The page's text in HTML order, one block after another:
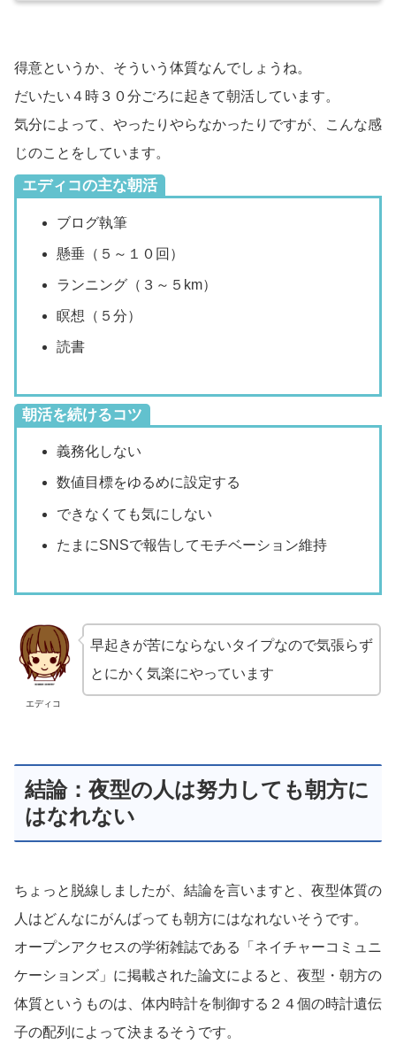
得意というか、そういう体質なんでしょうね。
だいたい４時３０分ごろに起きて朝活しています。
気分によって、やったりやらなかったりですが、こんな感
じのことをしています。
エディコの主な朝活
ブログ執筆
懸垂（５～１０回）
ランニング（３～５km）
瞑想（５分）
読書
朝活を続けるコツ
義務化しない
数値目標をゆるめに設定する
できなくても気にしない
たまにSNSで報告してモチベーション維持
エディコ
早起きが苦にならないタイプなので気張らず
とにかく気楽にやっています
結論：夜型の人は努力しても朝方に
はなれない
ちょっと脱線しましたが、結論を言いますと、夜型体質の
人はどんなにがんばっても朝方にはなれないそうです。
オープンアクセスの学術雑誌である「ネイチャーコミュニ
ケーションズ」に掲載された論文によると、夜型・朝方の
体質というものは、体内時計を制御する２４個の時計遺伝
子の配列によって決まるそうです。